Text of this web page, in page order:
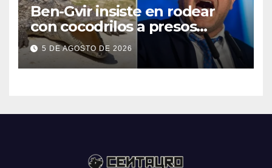
Ben-Gvir insiste en rodear
con cocodrilos a presos
palestinos
5 DE AGOSTO DE 2026